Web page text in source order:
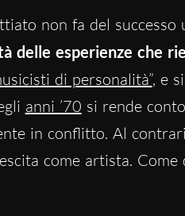
non fa del
delle esperienze che
di personalità”, e
anni ’70 si rende
in conflitto. Al
come artista. Come